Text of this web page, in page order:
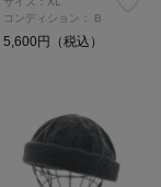
コンディション：
B
5,600円（税込）